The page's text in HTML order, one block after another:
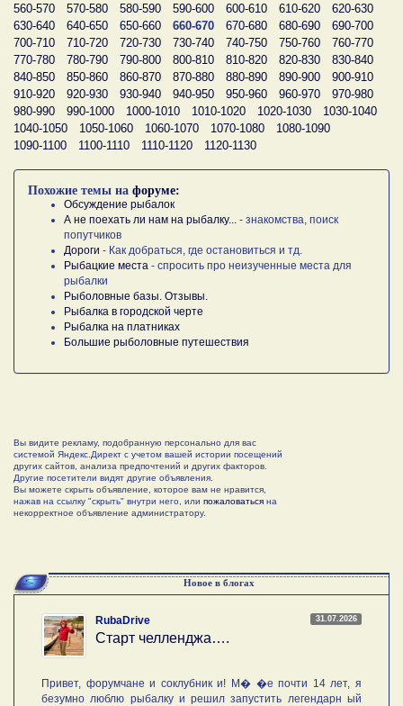
560-570
570-580 580-590 590-600 600-610 610-620
620-630
630-640
640-650 650-660 660-670 670-680 680-690
690-700
700-710
710-720 720-730 730-740 740-750 750-760
760-770
770-780
780-790 790-800 800-810 810-820 820-830
830-840
840-850
850-860 860-870 870-880 880-890 890-900
900-910
910-920
920-930 930-940 940-950 950-960 960-970
970-980
980-990
990-1000 1000-1010 1010-1020 1020-1030
1030-1040
1040-1050
1050-1060 1060-1070 1070-1080
1080-1090
1090-1100
1100-1110 1110-1120 1120-1130
Похожие темы на форуме:
Обсуждение рыбалок
А не поехать ли нам на рыбалку...
- знакомства, поиск
попутчиков
Дороги - Как добраться, где остановиться и тд.
Рыбацкие места - спросить про неизученные места для
рыбалки
Рыболовные базы. Отзывы.
Рыбалка в городской черте
Рыбалка на платниках
Большие рыболовные путешествия
Вы видите рекламу, подобранную персонально для вас
системой Яндекс.Директ с учетом вашей истории посещений
других сайтов, анализа предпочтений и других факторов.
Другие посетители видят другие объявления.
Вы можете скрыть объявление, которое вам не нравится,
нажав на ссылку "скрыть" внутри него, или пожаловаться на
некорректное объявление администратору.
Новое в блогах
31.07.2026
RubaDrive
Старт челленджа….
Привет, форумчане и соклубник и! М� �е почти 14 лет, я
безумно люблю рыбалку и решил запустить легендарн ый